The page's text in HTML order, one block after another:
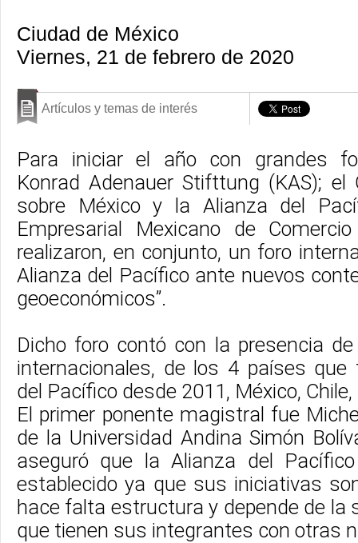
Ciudad de México
Viernes, 21 de febrero de 2020
Artículos y temas de interés
Para iniciar el año con grandes
Konrad Adenauer Stifttung (KAS); el
sobre México y la Alianza del
Empresarial Mexicano de
realizaron, en conjunto, un foro
Alianza del Pacífico ante nuevos
geoeconómicos”.
Dicho foro contó con la presencia
internacionales, de los 4 países
del Pacífico desde 2011, México,
El primer ponente magistral fue
de la Universidad Andina Simón
aseguró que la Alianza del
establecido ya que sus iniciativas
hace falta estructura y depende de la
que tienen sus integrantes con otras